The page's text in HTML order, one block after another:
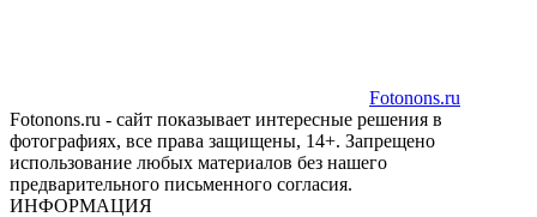
Fotonons.ru
Fotonons.ru - сайт показывает интересные решения в
фотографиях, все права защищены, 14+. Запрещено
использование любых материалов без нашего
предварительного письменного согласия.
ИНФОРМАЦИЯ